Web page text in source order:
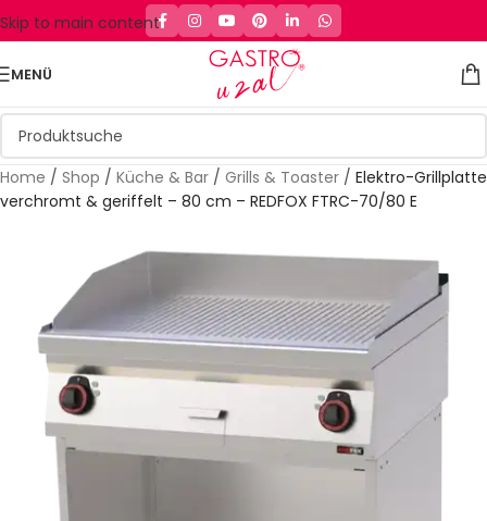
Skip to main content
MENÜ
Home / Shop / Küche & Bar / Grills & Toaster / Elektro-Grillplatte
verchromt & geriffelt – 80 cm – REDFOX FTRC-70/80 E